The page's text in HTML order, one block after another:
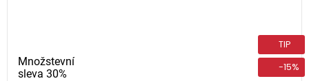
Množstevní
sleva 30%
TIP
-15%